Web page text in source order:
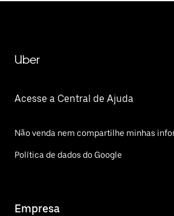
Uber
Acesse a Central de Ajuda
Não venda nem compartilhe minhas
Política de dados do Google
Empresa